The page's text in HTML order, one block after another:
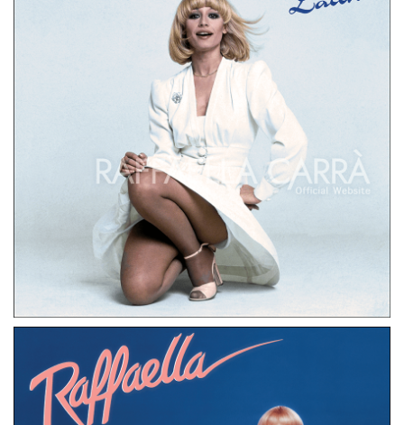
PAESI BASSI
LATINO